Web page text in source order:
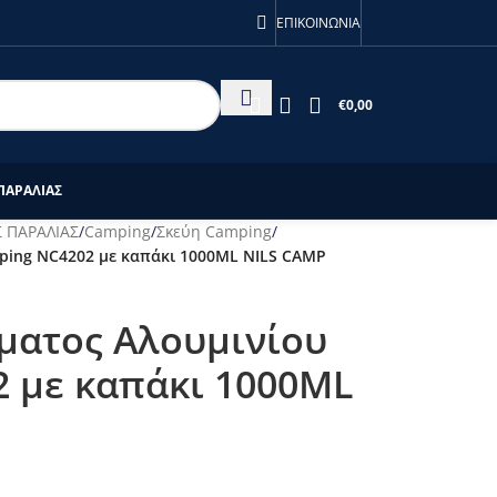
28/7! ΕΠΙΚΟΙΝΩΝΙΑ
€0,00
/Camping/Σκεύη Camping/
NC4202 με καπάκι 1000ML NILS CAMP
Αλουμινίου
με καπάκι 1000ML